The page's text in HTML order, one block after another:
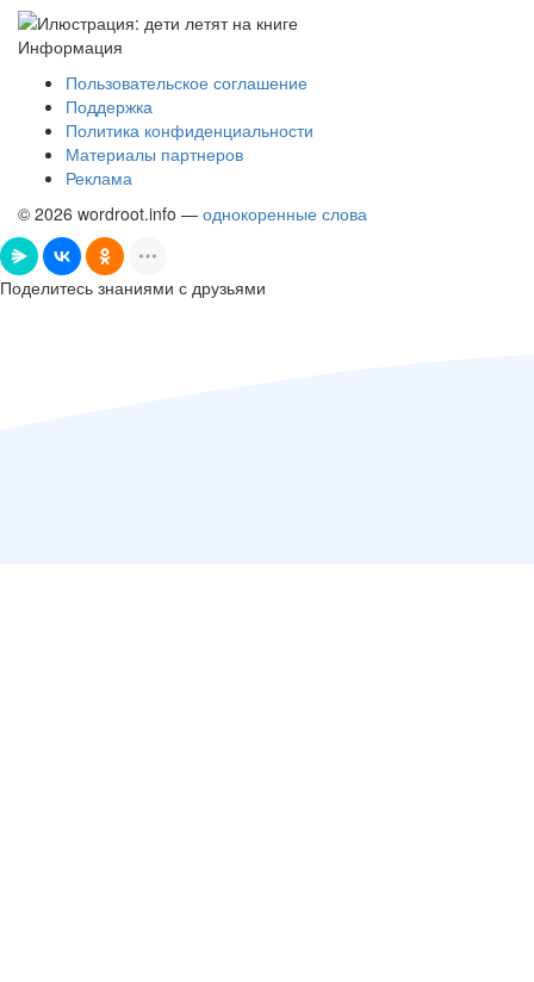
Информация
Пользовательское соглашение
Поддержка
Политика конфиденциальности
Материалы партнеров
Реклама
© 2026 wordroot.info — однокоренные слова
Поделитесь знаниями с друзьями